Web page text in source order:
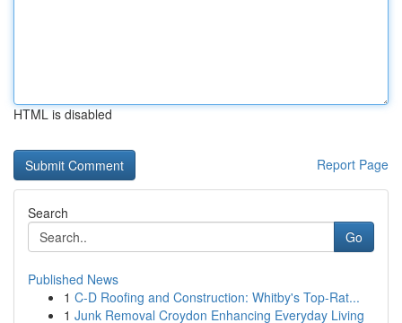
HTML is disabled
Report Page
Search
Go
Published News
1 C-D Roofing and Construction: Whitby's Top-Rat...
1 Junk Removal Croydon Enhancing Everyday Living